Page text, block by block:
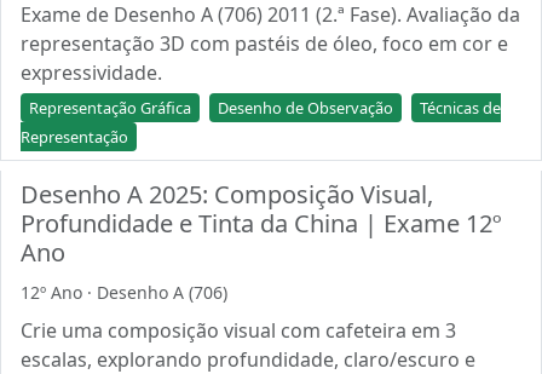
Exame de Desenho A (706) 2011 (2.ª Fase). Avaliação da
representação 3D com pastéis de óleo, foco em cor e
expressividade.
Representação Gráfica Desenho de Observação
Técnicas de
Representação
Desenho A 2025: Composição Visual,
Profundidade e Tinta da China | Exame 12º
Ano
12º Ano · Desenho A (706)
Crie uma composição visual com cafeteira em 3
escalas, explorando profundidade, claro/escuro e